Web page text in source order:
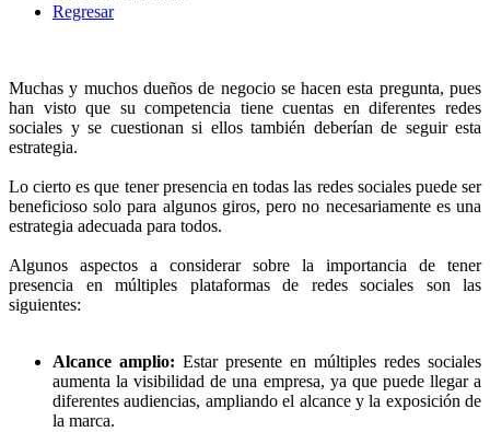
Regresar
Muchas y muchos dueños de negocio se hacen esta pregunta, pues
han visto que su competencia tiene cuentas en diferentes redes
sociales y se cuestionan si ellos también deberían de seguir esta
estrategia.
Lo cierto es que tener presencia en todas las redes sociales puede ser
beneficioso solo para algunos giros, pero no necesariamente es una
estrategia adecuada para todos.
Algunos aspectos a considerar sobre la importancia de tener
presencia en múltiples plataformas de redes sociales son las
siguientes:
Alcance amplio: Estar presente en múltiples redes sociales
aumenta la visibilidad de una empresa, ya que puede llegar a
diferentes audiencias, ampliando el alcance y la exposición de
la marca.